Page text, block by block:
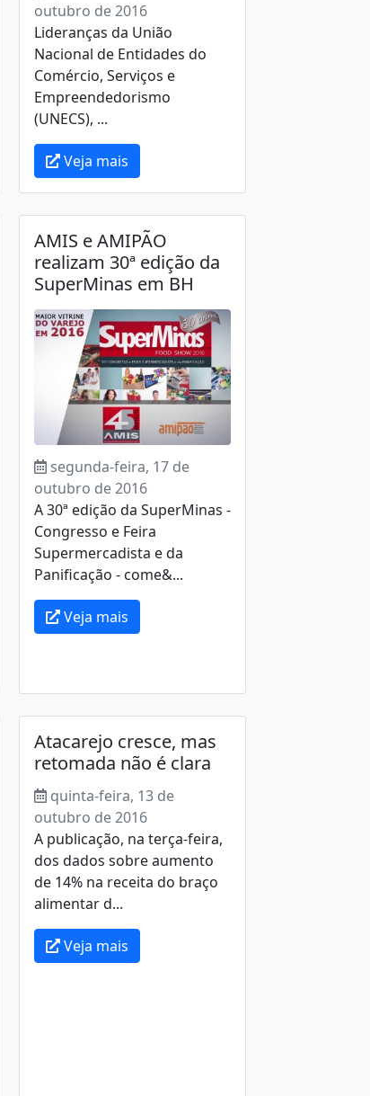
outubro de 2016
Lideranças da União
Nacional de Entidades do
Comércio, Serviços e
Empreendedorismo
(UNECS), ...
Veja mais
AMIS e AMIPÃO
realizam 30ª edição da
SuperMinas em BH
segunda-feira, 17 de
outubro de 2016
A 30ª edição da SuperMinas -
Congresso e Feira
Supermercadista e da
Panificação - come&...
Veja mais
Atacarejo cresce, mas
retomada não é clara
quinta-feira, 13 de
outubro de 2016
A publicação, na terça-feira,
dos dados sobre aumento
de 14% na receita do braço
alimentar d...
Veja mais